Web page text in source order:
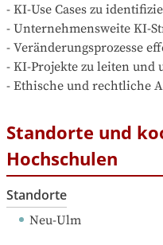
- KI-Use Cases zu
- Unternehmensweite KI-
- Veränderungsprozesse
- KI-Projekte zu leiten und
- Ethische und rechtliche
Standorte und
Hochschulen
Standorte
Neu-Ulm